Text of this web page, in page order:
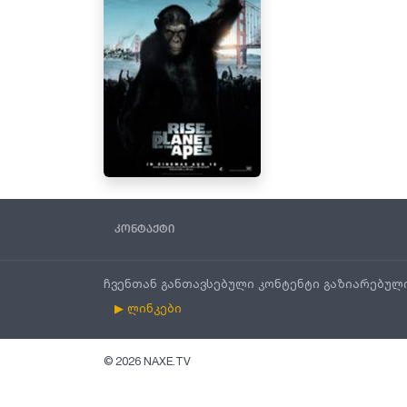
კონტაქტი
ჩვენთან განთავსებული კონტენტი
▶ ლინკები
© 2026 NAXE.TV